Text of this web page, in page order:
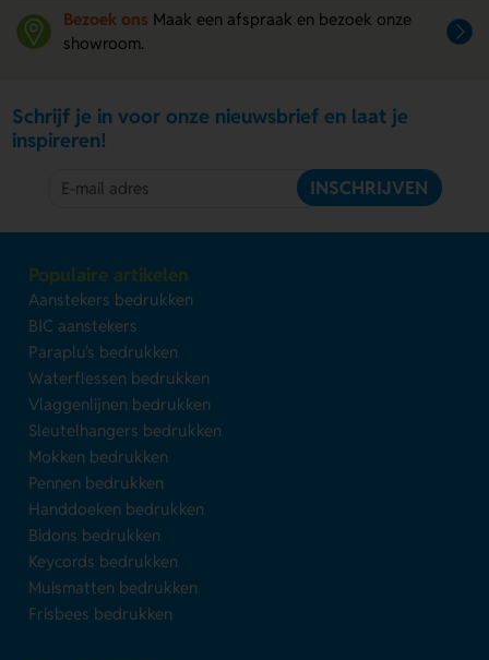
Bezoek ons Maak een afspraak en bezoek onze
showroom.
Schrijf je in voor onze nieuwsbrief en laat je
inspireren!
INSCHRIJVEN
Populaire artikelen
Aanstekers bedrukken
BIC aanstekers
Paraplu's bedrukken
Waterflessen bedrukken
Vlaggenlijnen bedrukken
Sleutelhangers bedrukken
Mokken bedrukken
Pennen bedrukken
Handdoeken bedrukken
Bidons bedrukken
Keycords bedrukken
Muismatten bedrukken
Frisbees bedrukken